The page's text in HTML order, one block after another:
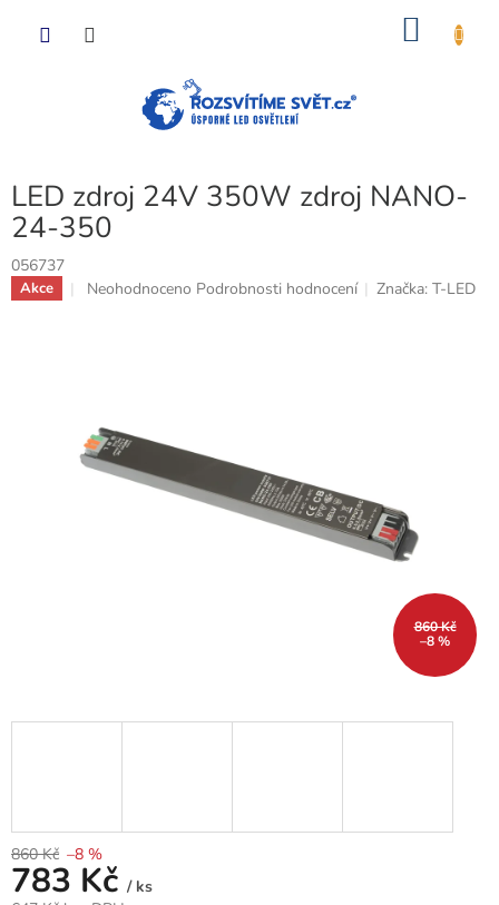
LED zdroj 24V 350W zdroj NANO-
24-350
056737
Akce
Průměrné
hvězdiček.
Neohodnoceno Podrobnosti hodnocení Značka:T-LED
860 Kč
–8 %
860 Kč –8 %
783 Kč / ks